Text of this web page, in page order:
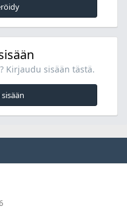
Kirjaudu sisään tästä.